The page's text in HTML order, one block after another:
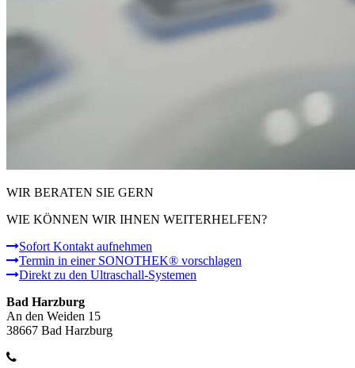
WIR BERATEN SIE GERN
WIE KÖNNEN WIR IHNEN WEITERHELFEN?
Sofort Kontakt aufnehmen
Termin in einer SONOTHEK® vorschlagen
Direkt zu den Ultraschall-Systemen
Bad Harzburg
An den Weiden 15
38667 Bad Harzburg